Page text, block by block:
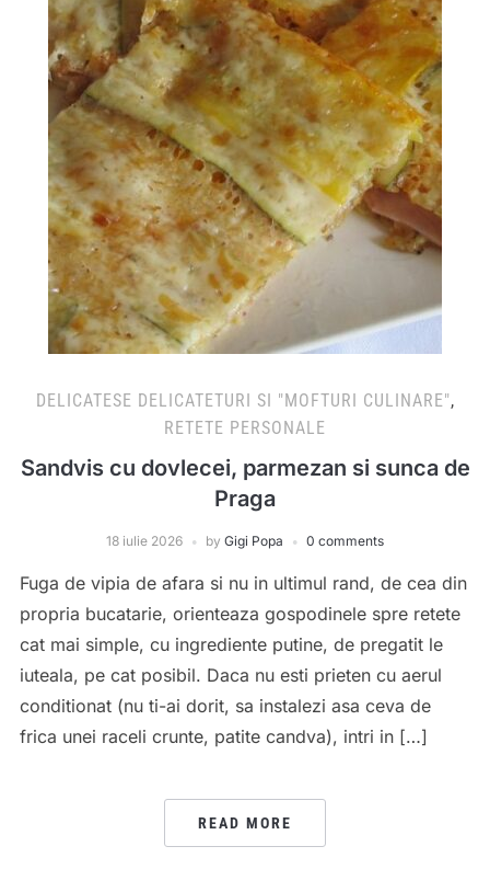
DELICATESE DELICATETURI SI "MOFTURI CULINARE",
RETETE PERSONALE
Sandvis cu dovlecei, parmezan si sunca de
Praga
18 iulie 2026 by Gigi Popa 0 comments
Fuga de vipia de afara si nu in ultimul rand, de cea din
propria bucatarie, orienteaza gospodinele spre retete
cat mai simple, cu ingrediente putine, de pregatit le
iuteala, pe cat posibil. Daca nu esti prieten cu aerul
conditionat (nu ti-ai dorit, sa instalezi asa ceva de
frica unei raceli crunte, patite candva), intri in […]
READ MORE